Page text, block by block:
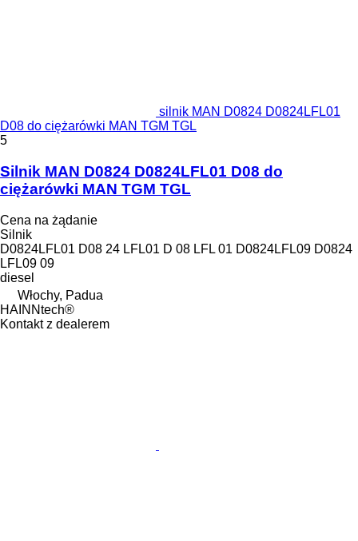
silnik MAN D0824 D0824LFL01
D08 do ciężarówki MAN TGM TGL
5
Silnik MAN D0824 D0824LFL01 D08 do
ciężarówki MAN TGM TGL
Cena na żądanie
Silnik
D0824LFL01 D08 24 LFL01 D 08 LFL 01 D0824LFL09 D0824
LFL09 09
diesel
Włochy, Padua
HAINNtech®
Kontakt z dealerem